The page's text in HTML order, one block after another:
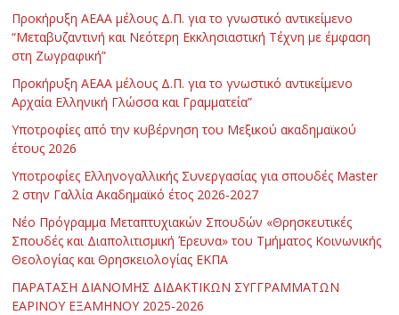
Προκήρυξη ΑΕΑΑ μέλους Δ.Π. για το γνωστικό αντικείμενο
“Μεταβυζαντινή και Νεότερη Εκκλησιαστική Τέχνη με έμφαση
στη Ζωγραφική”
Προκήρυξη ΑΕΑΑ μέλους Δ.Π. για το γνωστικό αντικείμενο
Αρχαία Ελληνική Γλώσσα και Γραμματεία”
Υποτροφίες από την κυβέρνηση του Μεξικού ακαδημαϊκού
έτους 2026
Υποτροφίες Ελληνογαλλικής Συνεργασίας για σπουδές Master
2 στην Γαλλία Ακαδημαϊκό έτος 2026-2027
Νέο Πρόγραμμα Μεταπτυχιακών Σπουδών «Θρησκευτικές
Σπουδές και Διαπολιτισμική Έρευνα» του Τμήματος Κοινωνικής
Θεολογίας και Θρησκειολογίας ΕΚΠΑ
ΠΑΡΑΤΑΣΗ ΔΙΑΝΟΜΗΣ ΔΙΔΑΚΤΙΚΩΝ ΣΥΓΓΡΑΜΜΑΤΩΝ
ΕΑΡΙΝΟΥ ΕΞΑΜΗΝΟΥ 2025-2026